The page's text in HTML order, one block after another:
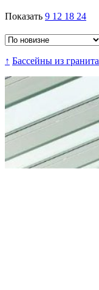
Показать 9 12 18 24
↑ Бассейны из гранита